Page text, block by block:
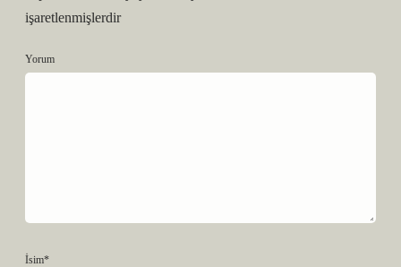
işaretlenmişlerdir
Yorum
İsim*